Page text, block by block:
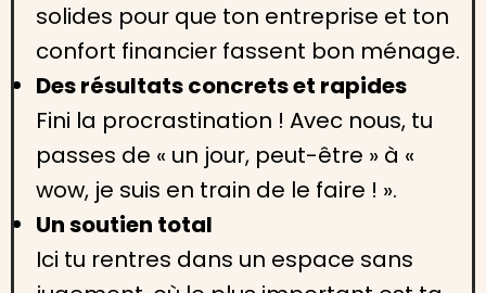
solides pour que ton entreprise et ton
confort financier fassent bon ménage.
Des résultats concrets et rapides
Fini la procrastination ! Avec nous, tu
passes de « un jour, peut-être » à «
wow, je suis en train de le faire ! ».
Un soutien total
Ici tu rentres dans un espace sans